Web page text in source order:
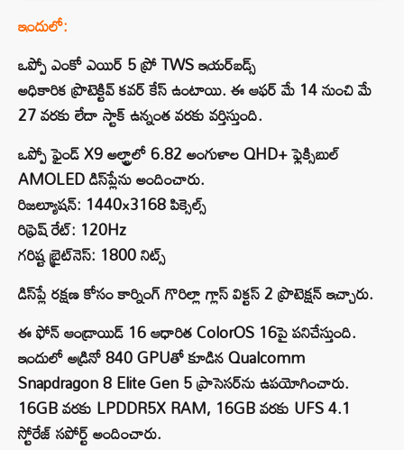
ఇందులో:
ఒప్పో ఎంకో ఎయిర్ 5 ప్రో TWS ఇయర్‌బడ్స్
అధికారిక ప్రొటెక్టివ్ కవర్ కేస్ ఉంటాయి. ఈ ఆఫర్ మే 14 నుంచి మే
27 వరకు లేదా స్టాక్ ఉన్నంత వరకు వర్తిస్తుంది.
ఒప్పో ఫైండ్ X9 అల్ట్రాలో 6.82 అంగుళాల QHD+ ఫ్లెక్సిబుల్
AMOLED డిస్‌ప్లేను అందించారు.
రిజల్యూషన్: 1440×3168 పిక్సెల్స్
రిఫ్రెష్ రేట్: 120Hz
గరిష్ట బ్రైట్‌నెస్: 1800 నిట్స్
డిస్‌ప్లే రక్షణ కోసం కార్నింగ్ గొరిల్లా గ్లాస్ విక్టస్ 2 ప్రొటెక్షన్ ఇచ్చారు.
ఈ ఫోన్ ఆండ్రాయిడ్ 16 ఆధారిత ColorOS 16పై పనిచేస్తుంది.
ఇందులో అడ్రినో 840 GPUతో కూడిన Qualcomm
Snapdragon 8 Elite Gen 5 ప్రాసెసర్‌ను ఉపయోగించారు.
16GB వరకు LPDDR5X RAM, 16GB వరకు UFS 4.1
స్టోరేజ్ సపోర్ట్ అందించారు.